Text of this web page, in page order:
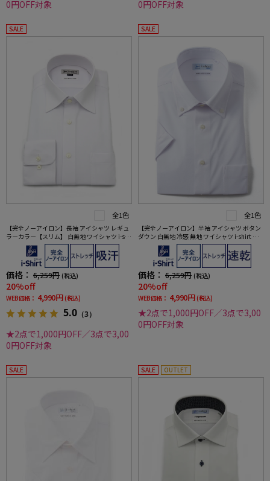
0円OFF対象 0円OFF対象
SALE
全1色
【完全ノーアイロン】長袖 アイシャツ レギュ
ラーカラー【スリム】 白無地 ワイシャツ i-shi
rt 通年【冠婚葬祭/リクルート使用可】
価格： 6,259円 (税込)
20%off
WEB価格： 4,990円 (税込)
5.0 （3）
★2点で1,000円OFF／3点で3,00
0円OFF対象
SALE
全1色
【完全ノーアイロン】半袖 アイシャツ ボタン
ダウン 白無地 冷感 無地 ワイシャツ i-shirt 春
価格： 6,259円 (税込)
20%off
WEB価格： 4,990円 (税込)
★2点で1,000円OFF／3点で3,00
0円OFF対象
SALE SALE OUTLET